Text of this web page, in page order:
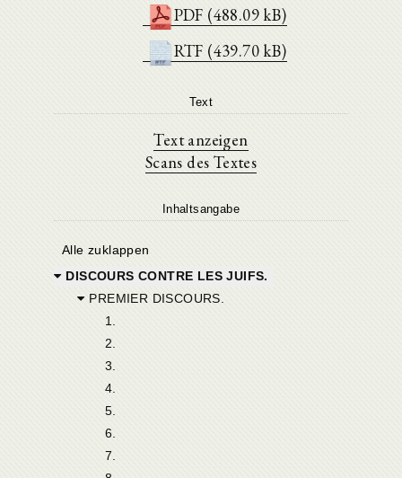
PDF (488.09 kB)
RTF (439.70 kB)
Text
Text anzeigen
Scans des Textes
Inhaltsangabe
Alle zuklappen
DISCOURS CONTRE LES JUIFS.
PREMIER DISCOURS.
1.
2.
3.
4.
5.
6.
7.